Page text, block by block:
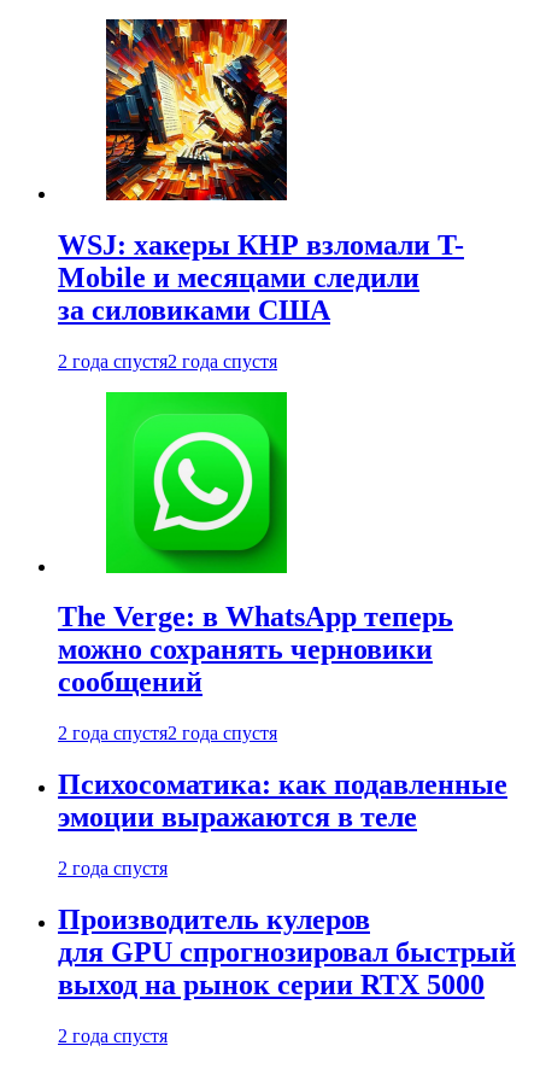
WSJ: хакеры КНР взломали T-
Mobile и месяцами следили
за силовиками США
2 года спустя2 года спустя
The Verge: в WhatsApp теперь
можно сохранять черновики
сообщений
2 года спустя2 года спустя
Психосоматика: как подавленные
эмоции выражаются в теле
2 года спустя
Производитель кулеров
для GPU спрогнозировал быстрый
выход на рынок серии RTX 5000
2 года спустя